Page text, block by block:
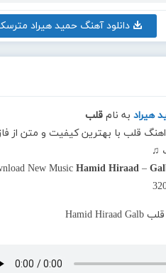
دانلود آهنگ حمید هیراد
هیرادبه نام قلب
اهنگ قلب با بهترین کیفیت و متن از
♫
New Music Hamid Hiraad–